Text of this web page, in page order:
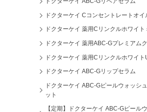
ドクターケイ Cコンセントレートオイ
ドクターケイ 薬用Cリンクルホワイト
ドクターケイ 薬用ABC-Gプレミアム
ドクターケイ 薬用Cリンクルホワイト
ドクターケイ ABC-Gリップセラム
ドクターケイ ABC-Gピールウォッシ
ット
【定期】ドクターケイ ABC-Gピール